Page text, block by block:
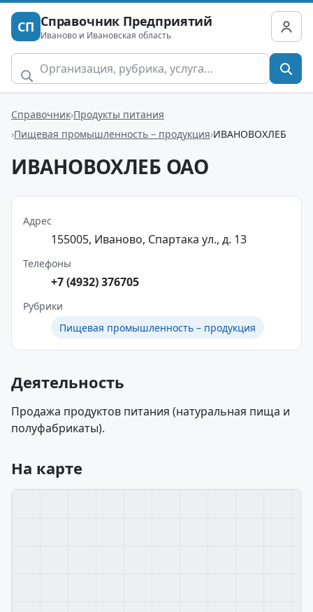
СП Справочник Предприятий
Иваново и Ивановская область
Справочник Продукты питания
Пищевая промышленность – продукция ИВАНОВОХЛЕБ
ИВАНОВОХЛЕБ ОАО
Адрес
155005, Иваново, Спартака ул., д. 13
Телефоны
+7 (4932) 376705
Рубрики
Пищевая промышленность – продукция
Деятельность
Продажа продуктов питания (натуральная пища и
полуфабрикаты).
На карте